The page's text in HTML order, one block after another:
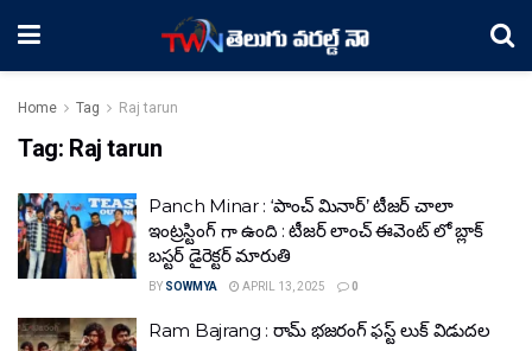
Home Tag Raj tarun
Tag: Raj tarun
Panch Minar : ‘పాంచ్ మినార్’ టీజర్ చాలా
ఇంట్రస్టింగ్ గా ఉంది : టీజర్ లాంచ్ ఈవెంట్ లో బ్లాక్
బస్టర్ డైరెక్టర్ మారుతి
BY SOWMYA APRIL 13, 2025 0
Ram Bajrang : రామ్ భజరంగ్ ఫస్ట్ లుక్ విడుదల